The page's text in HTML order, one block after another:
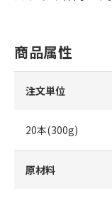
商品属性
注文単位
20本(300g)
原材料